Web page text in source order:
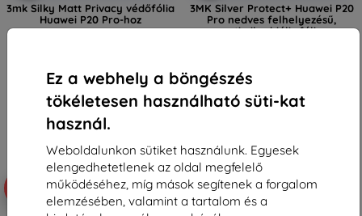
Ez a webhely a böngészés
tökéletesen használható süti-kat
használ.
Weboldalunkon sütiket használunk. Egyesek
elengedhetetlenek az oldal megfelelő
működéséhez, míg mások segítenek a forgalom
elemzésében, valamint a tartalom és a
3mk Silky Matt Privacy védőfólia
Huawei P20 Pro-hoz
5 089 Ft
Raktáron > 5 darab
3MK Silver Protect+ Huawei P20
Pro nedves felhelyezésű,
antimikrobiális fólia
Raktáron > 5 darab